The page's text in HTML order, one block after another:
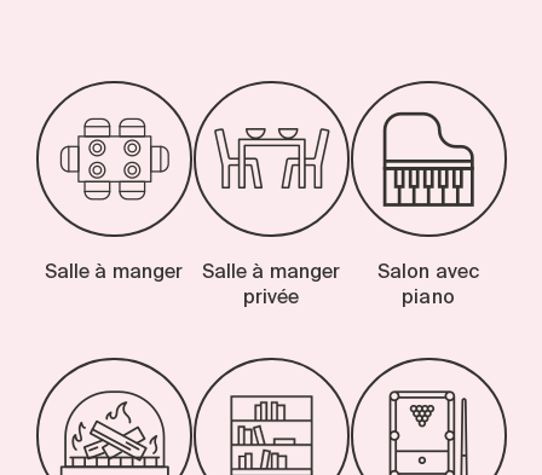
Salle à manger
Salle à manger
privée
Salon avec
piano